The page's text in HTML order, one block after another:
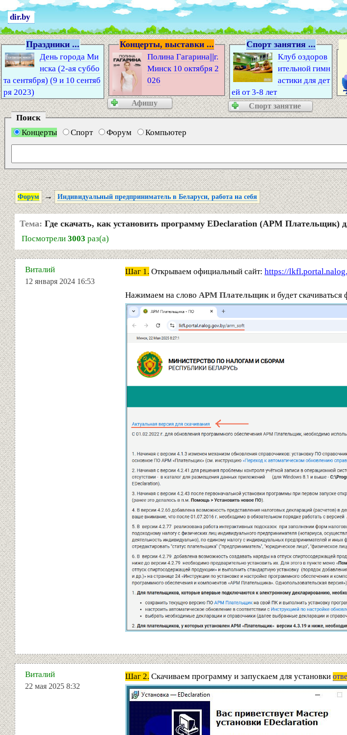
dir.by
Праздники ...
День города Ми
нска (2-ая суббо
та сентября) (9 и 10 сентяб
ря 2023)
Концерты, выставки ...
Полина Гагарина|||г.
Минск 10 октября 2
026
Афишу
Спорт занятия ...
Клуб оздоров
ительной гимн
астики для дет
ей от 3-8 лет
Спорт занятие
Поиск
Концерты
Спорт Форум Компьютер
Форум → Индивидуальный предприниматель в Беларуси, работа на себя
Тема: Где скачать, как установить программу EDeclaration (АРМ Плательщик)
Посмотрели 3003 раз(а)
Виталий
12 января 2024 16:53
Шаг 1. Открываем официальный сайт: https://
Нажимаем на слово АРМ Плательщик и будет скачиваться
Виталий
22 мая 2025 8:32
Шаг 2. Скачиваем программу и запускаем для установки